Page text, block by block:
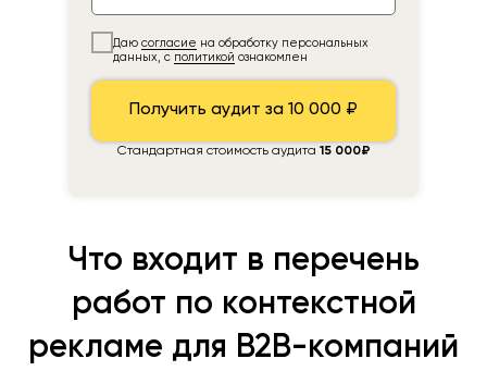
Стандартная стоимость аудита 15 000₽
Даю согласие на обработку персональных
данных, с политикой ознакомлен
Получить аудит за 10 000 ₽
Что входит в перечень
работ по контекстной
рекламе для B2B-компаний